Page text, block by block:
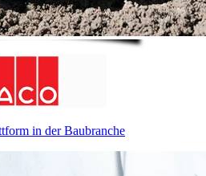
in der Baubranche